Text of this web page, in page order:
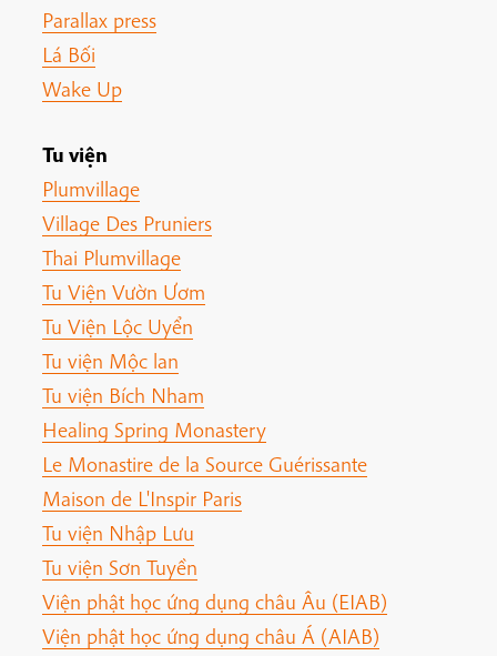
Parallax press
Lá Bối
Wake Up
Tu viện
Plumvillage
Village Des Pruniers
Thai Plumvillage
Tu Viện Vườn Ươm
Tu Viện Lộc Uyển
Tu viện Mộc lan
Tu viện Bích Nham
Healing Spring Monastery
Le Monastire de la Source Guérissante
Maison de L'Inspir Paris
Tu viện Nhập Lưu
Tu viện Sơn Tuyền
Viện phật học ứng dụng châu Âu (EIAB)
Viện phật học ứng dụng châu Á (AIAB)